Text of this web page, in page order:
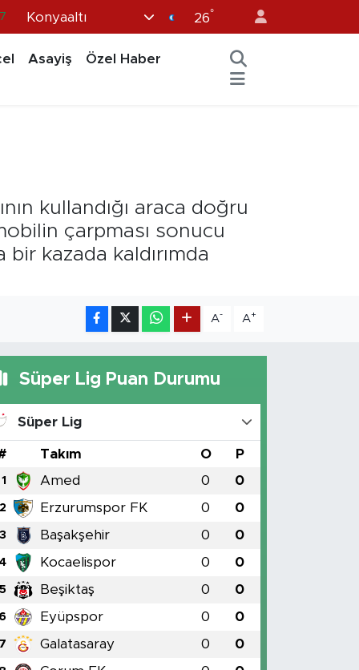
Konyaaltı 26°
Asayiş
Özel Haber
kullandığı araca doğru
çarpması sonucu
kazada kaldırımda
A- A+
Süper Lig Puan Durumu
Süper Lig
Takım O P
1 Amed 0 0
2 Erzurumspor FK 0 0
3 Başakşehir 0 0
Kocaelispor 0 0
5 Beşiktaş 0 0
6 Eyüpspor 0 0
7 Galatasaray 0 0